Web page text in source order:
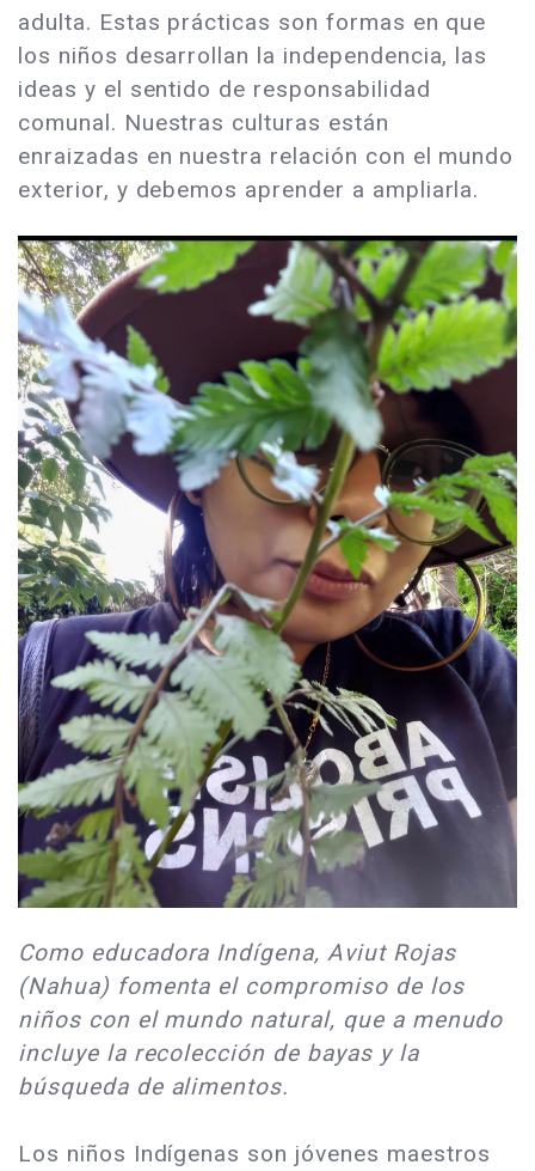
adulta. Estas prácticas son formas en que
los niños desarrollan la independencia, las
ideas y el sentido de responsabilidad
comunal. Nuestras culturas están
enraizadas en nuestra relación con el mundo
exterior, y debemos aprender a ampliarla.
Como educadora Indígena, Aviut Rojas
(Nahua) fomenta el compromiso de los
niños con el mundo natural, que a menudo
incluye la recolección de bayas y la
búsqueda de alimentos.
Los niños Indígenas son jóvenes maestros